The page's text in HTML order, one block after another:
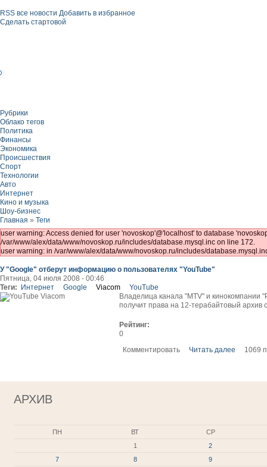
RSS все новости Добавить в избранное
Сделать стартовой
Рубрики
Облако тегов
Политика
Финансы
Экономика
Происшествия
Спорт
Технологии
Авто
Интернет
Кино и музыка
Шоу-бизнес
Главная » Теги
user warning: Access denied for user 'novoskop'@'localhost' to database
/var/www/alex/data/www/novoskop.ru/includes/database.mysql.inc on line 172.
user warning: in /var/www/alex/data/www/novoskop.ru/includes/
У "Google" отберут информацию о пользователях "YouTube"
Пятница, 04 июля 2008 - 00:46
Теги:
Интернет Google Viacom
YouTube
Владелица канала "MTV" и кинокомпании
получит права на 12-терабайтовый архив
Рейтинг:
0
Комментировать
Читать далее 1069
АРХИВ
ПН ВТ
СР
1
2
7
8
9